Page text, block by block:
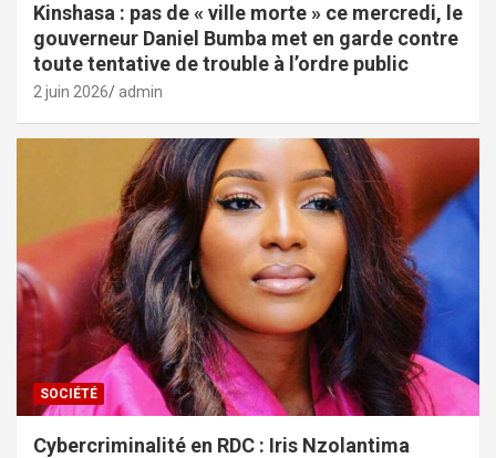
Kinshasa : pas de « ville morte » ce mercredi, le
gouverneur Daniel Bumba met en garde contre
toute tentative de trouble à l’ordre public
2 juin 2026 admin
SOCIÉTÉ
Cybercriminalité en RDC : Iris Nzolantima